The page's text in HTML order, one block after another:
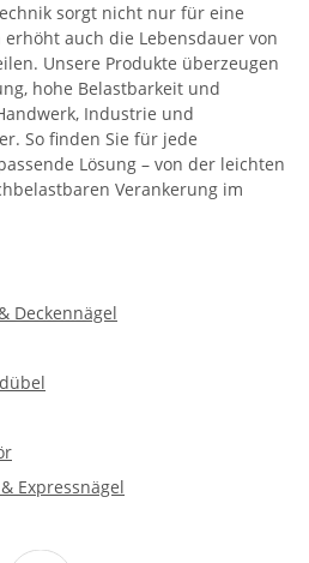
sorgt nicht nur für eine
auch die Lebensdauer von
Unsere Produkte überzeugen
hohe Belastbarkeit und
Industrie und
So finden Sie für jede
Lösung – von der leichten
Verankerung im
Deckennägel
Expressnägel